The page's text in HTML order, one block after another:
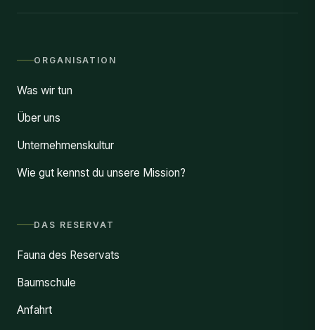
ORGANISATION
Was wir tun
Über uns
Unternehmenskultur
Wie gut kennst du unsere Mission?
DAS RESERVAT
Fauna des Reservats
Baumschule
Anfahrt